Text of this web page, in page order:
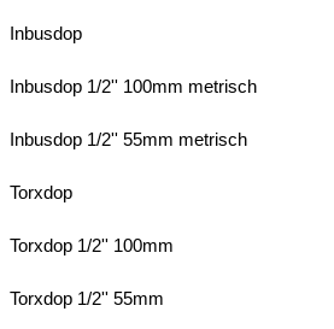
Inbusdop
Inbusdop 1/2'' 100mm metrisch
Inbusdop 1/2'' 55mm metrisch
Torxdop
Torxdop 1/2'' 100mm
Torxdop 1/2'' 55mm